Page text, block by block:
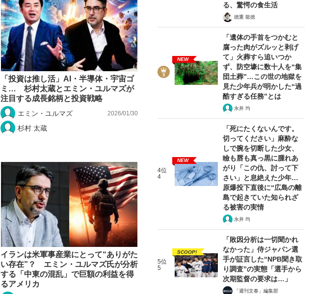
「クマが悪者扱いされているのが悲しい」『北の国から』倉本聰氏（91...
「投資は推し活」AI・半導体・宇宙ゴ
ミ… 杉村太蔵とエミン・ユルマズが
注目する成長銘柄と投資戦略
エミン・ユルマズ
杉村 太蔵
2026/01/30
イランは米軍事産業にとって“ありがた
い存在”？ エミン・ユルマズ氏が分析
する「中東の混乱」で巨額の利益を得
るアメリカ
る、驚愕の食生活
徳重 龍徳
NEW
「遺体の手首をつかむと
腐った肉がズルッと剥げ
て」火葬すら追いつか
ず、防空壕に数十人を“集
団土葬”…この世の地獄を
見た少年兵が明かした“過
酷すぎる任務”とは
永井 均
4位
4
NEW
「死にたくないんです。
切ってください」麻酔な
しで腕を切断した少女、
瞼も唇も真っ黒に腫れあ
がり「この仇、討って下
さい」と息絶えた少年…
原爆投下直後に“広島の離
島で起きていた知られざ
る被害の実情
永井 均
5位
5
SCOOP!
「敗因分析は一切聞かれ
なかった」侍ジャパン選
手が証言した“NPB聞き取
り調査”の実態「選手から
次期監督の要求は…」
「週刊文春」編集部